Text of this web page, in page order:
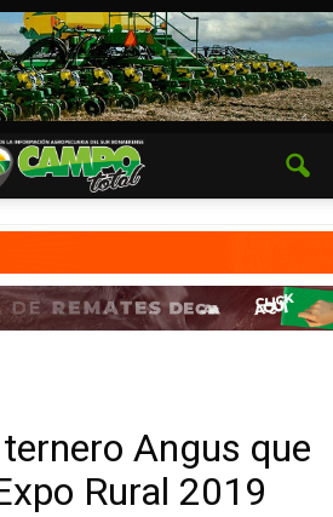
Angus que
Rural 2019